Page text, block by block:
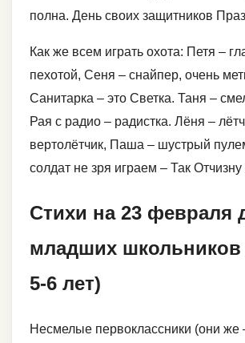
полна. День своих защитников
Как же всем играть охота: Петя –
пехотой, Сеня – снайпер, очень
Санитарка – это Светка. Таня –
Рая с радио – радистка. Лёня –
вертолётчик, Паша – шустрый
солдат не зря играем – Так
Стихи на 23 февраля
младших школьников
5-6 лет)
Несмелые первоклассники (они